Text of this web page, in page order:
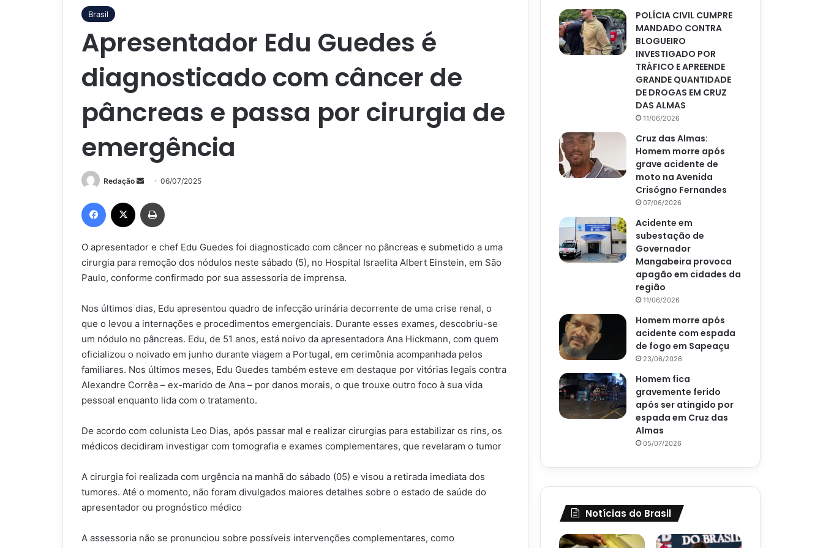
Brasil
Apresentador Edu Guedes é
diagnosticado com câncer de
pâncreas e passa por cirurgia de
emergência
Redação
Mande
e-
mail
06/07/2025
Facebook
O apresentador e chef Edu Guedes foi diagnosticado com câncer no pâncreas e submetido a uma
cirurgia para remoção dos nódulos neste sábado (5), no Hospital Israelita Albert Einstein, em São
Paulo, conforme confirmado por sua assessoria de imprensa.
Nos últimos dias, Edu apresentou quadro de infecção urinária decorrente de uma crise renal, o
que o levou a internações e procedimentos emergenciais. Durante esses exames, descobriu-se
um nódulo no pâncreas. Edu, de 51 anos, está noivo da apresentadora Ana Hickmann, com quem
oficializou o noivado em junho durante viagem a Portugal, em cerimônia acompanhada pelos
familiares. Nos últimos meses, Edu Guedes também esteve em destaque por vitórias legais contra
Alexandre Corrêa – ex-marido de Ana – por danos morais, o que trouxe outro foco à sua vida
pessoal enquanto lida com o tratamento.
De acordo com colunista Leo Dias, após passar mal e realizar cirurgias para estabilizar os rins, os
médicos decidiram investigar com tomografia e exames complementares, que revelaram o tumor
A cirurgia foi realizada com urgência na manhã do sábado (05) e visou a retirada imediata dos
tumores. Até o momento, não foram divulgados maiores detalhes sobre o estado de saúde do
apresentador ou prognóstico médico
A assessoria não se pronunciou sobre possíveis intervenções complementares, como
POLÍCIA CIVIL CUMPRE
MANDADO CONTRA
BLOGUEIRO
INVESTIGADO POR
TRÁFICO E APREENDE
GRANDE QUANTIDADE
DE DROGAS EM CRUZ
DAS ALMAS
11/06/2026
Cruz das Almas:
Homem morre após
grave acidente de
moto na Avenida
Crisógno Fernandes
07/06/2026
Acidente em
subestação de
Governador
Mangabeira provoca
apagão em cidades da
região
11/06/2026
Homem morre após
acidente com espada
de fogo em Sapeaçu
23/06/2026
Homem fica
gravemente ferido
após ser atingido por
espada em Cruz das
Almas
05/07/2026
Notícias do Brasil